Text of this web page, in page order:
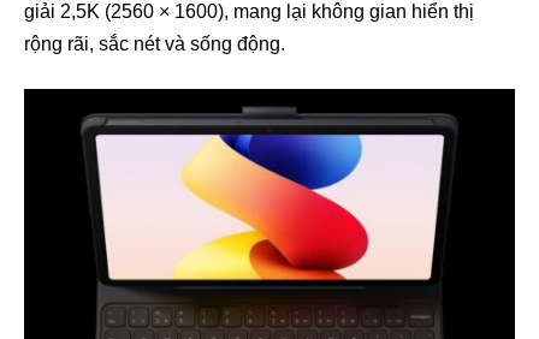
giải 2,5K (2560 × 1600), mang lại không gian hiển thị
rộng rãi, sắc nét và sống động.